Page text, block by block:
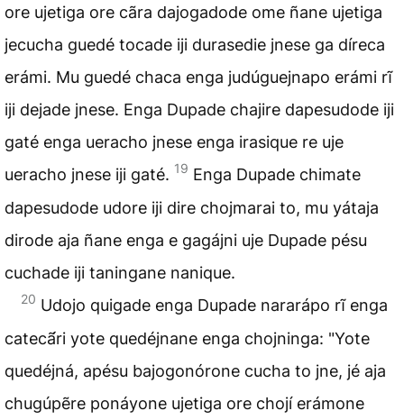
ore ujetiga ore cãra dajogadode ome ñane ujetiga
jecucha guedé tocade iji durasedie jnese ga díreca
erámi. Mu guedé chaca enga judúguejnapo erámi rĩ
iji dejade jnese. Enga Dupade chajire dapesudode iji
gaté enga ueracho jnese enga irasique re uje
ueracho jnese iji gaté. 19 Enga Dupade chimate
dapesudode udore iji dire chojmarai to, mu yátaja
dirode aja ñane enga e gagájni uje Dupade pésu
cuchade iji taningane nanique.
20 Udojo quigade enga Dupade nararápo rĩ enga
catecã́ri yote quedéjnane enga chojninga: "Yote
quedéjná, apésu bajogonórone cucha to jne, jé aja
chugúpẽre ponáyone ujetiga ore chojí erámone